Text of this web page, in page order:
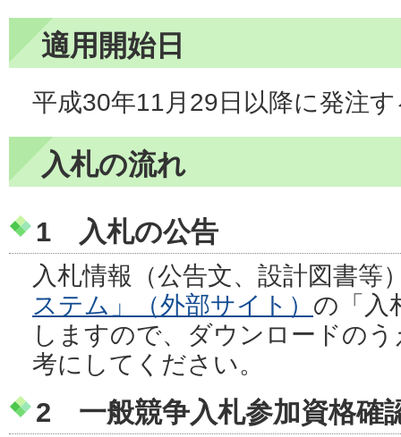
適用開始日
平成30年11月29日以降に発注
入札の流れ
1 入札の公告
入札情報（公告文、設計図書等
ステム」（外部サイト） の「入
しますので、ダウンロードの
考にしてください。
2 一般競争入札参加資格確